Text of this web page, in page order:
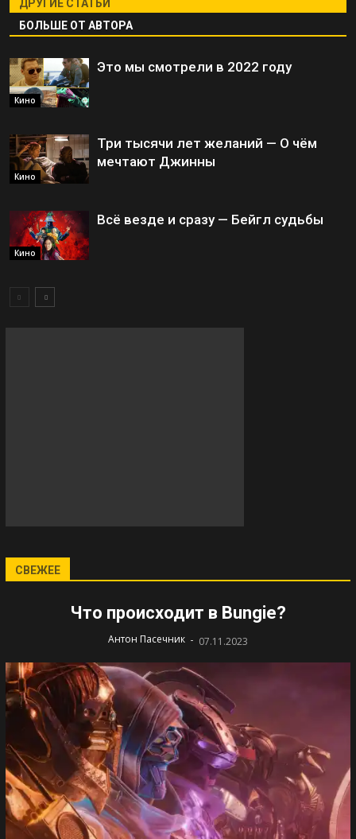
ДРУГИЕ СТАТЬИ
БОЛЬШЕ ОТ АВТОРА
Кино
Это мы смотрели в 2022 году
Кино
Три тысячи лет желаний — О чём
мечтают Джинны
Кино
Всё везде и сразу — Бейгл судьбы
СВЕЖЕЕ
Что происходит в Bungie?
Антон Пасечник - 07.11.2023